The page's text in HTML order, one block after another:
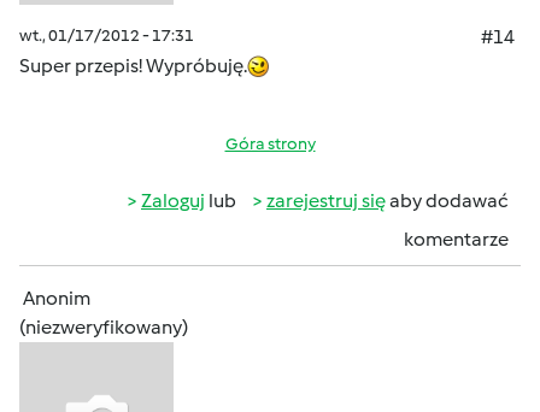
wt., 01/17/2012 - 17:31
#14
Super przepis! Wypróbuję.
Góra strony
Zaloguj lub zarejestruj sięaby dodawać
komentarze
Anonim
(niezweryfikowany)